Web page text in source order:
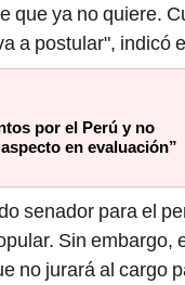
que ya no quiere.
a postular", indicó
por el Perú y no
en evaluación”
senador para el
Sin embargo,
no jurará al cargo